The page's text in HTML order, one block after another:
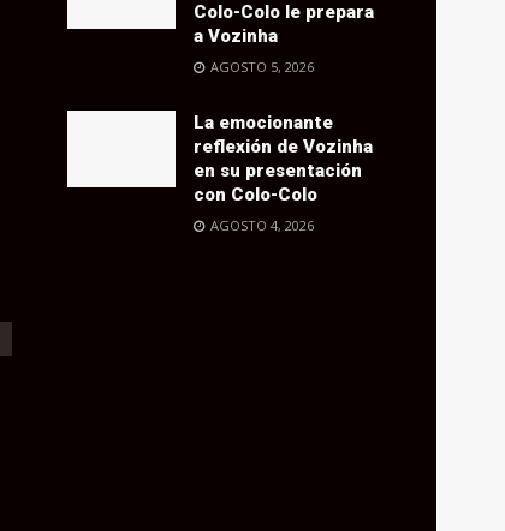
Colo-Colo le prepara
a Vozinha
AGOSTO 5, 2026
La emocionante
reflexión de Vozinha
en su presentación
con Colo-Colo
AGOSTO 4, 2026